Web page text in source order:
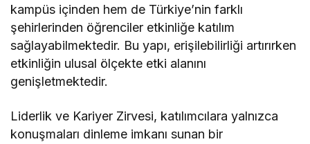
kampüs içinden hem de Türkiye’nin farklı
şehirlerinden öğrenciler etkinliğe katılım
sağlayabilmektedir. Bu yapı, erişilebilirliği artırırken
etkinliğin ulusal ölçekte etki alanını
genişletmektedir.
Liderlik ve Kariyer Zirvesi, katılımcılara yalnızca
konuşmaları dinleme imkanı sunan bir